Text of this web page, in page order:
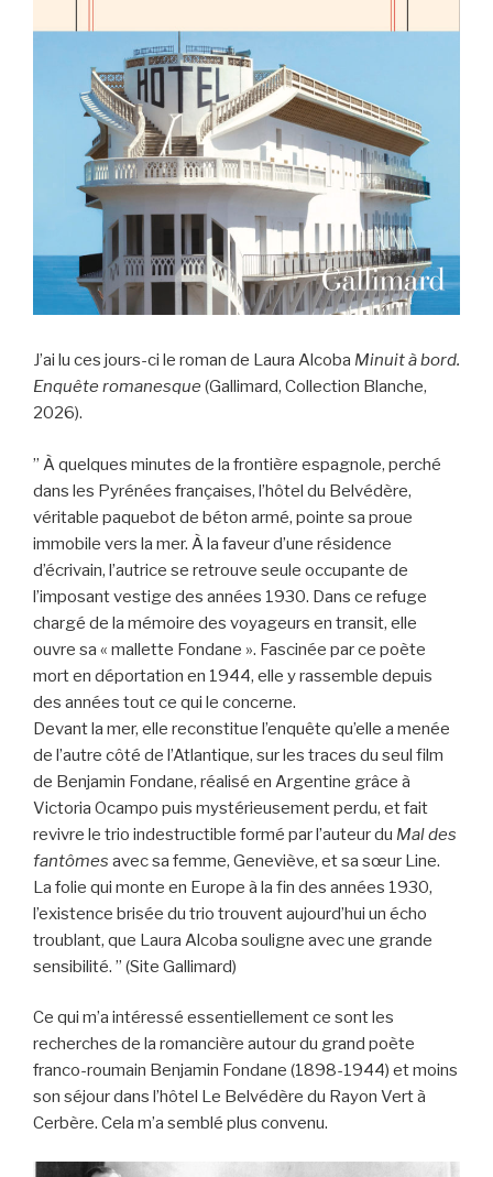
J’ai lu ces jours-ci le roman de Laura Alcoba Minuit à bord.
Enquête romanesque (Gallimard, Collection Blanche,
2026).
” À quelques minutes de la frontière espagnole, perché
dans les Pyrénées françaises, l’hôtel du Belvédère,
véritable paquebot de béton armé, pointe sa proue
immobile vers la mer. À la faveur d’une résidence
d’écrivain, l’autrice se retrouve seule occupante de
l’imposant vestige des années 1930. Dans ce refuge
chargé de la mémoire des voyageurs en transit, elle
ouvre sa « mallette Fondane ». Fascinée par ce poète
mort en déportation en 1944, elle y rassemble depuis
des années tout ce qui le concerne.
Devant la mer, elle reconstitue l’enquête qu’elle a menée
de l’autre côté de l’Atlantique, sur les traces du seul film
de Benjamin Fondane, réalisé en Argentine grâce à
Victoria Ocampo puis mystérieusement perdu, et fait
revivre le trio indestructible formé par l’auteur du Maldes
fantômes avec sa femme, Geneviève, et sa sœur Line.
La folie qui monte en Europe à la fin des années 1930,
l’existence brisée du trio trouvent aujourd’hui un écho
troublant, que Laura Alcoba souligne avec une grande
sensibilité. ” (Site Gallimard)
Ce qui m’a intéressé essentiellement ce sont les
recherches de la romancière autour du grand poète
franco-roumain Benjamin Fondane (1898-1944) et moins
son séjour dans l’hôtel Le Belvédère du Rayon Vert à
Cerbère. Cela m’a semblé plus convenu.